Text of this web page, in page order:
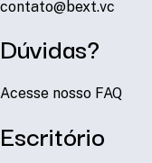
contato@bext.vc
Dúvidas?
Acesse nosso FAQ
Escritório